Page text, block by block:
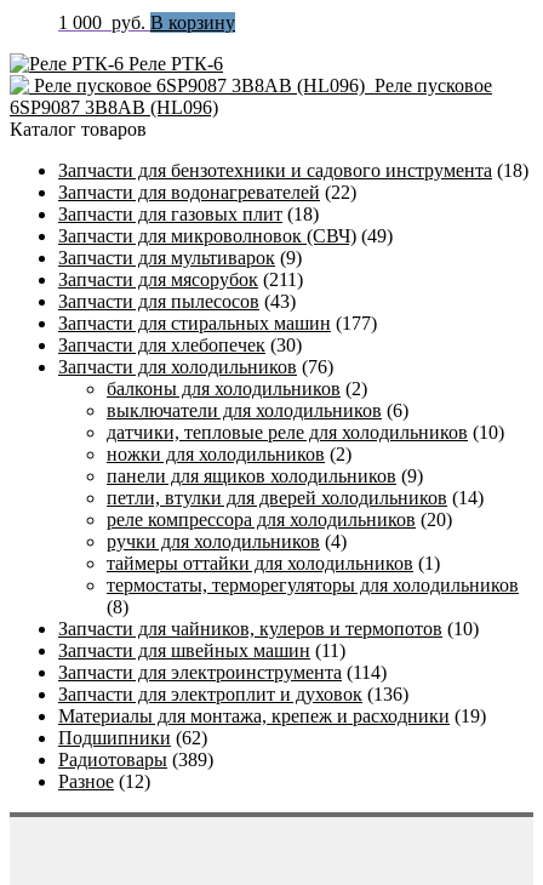
1 000 руб. В корзину
Реле РТК-6
Реле пусковое
6SP9087 3B8AB (HL096)
Каталог товаров
Запчасти для бензотехники и садового инструмента (18)
Запчасти для водонагревателей (22)
Запчасти для газовых плит (18)
Запчасти для микроволновок (СВЧ) (49)
Запчасти для мультиварок (9)
Запчасти для мясорубок (211)
Запчасти для пылесосов (43)
Запчасти для стиральных машин (177)
Запчасти для хлебопечек (30)
Запчасти для холодильников (76)
балконы для холодильников (2)
выключатели для холодильников (6)
датчики, тепловые реле для холодильников (10)
ножки для холодильников (2)
панели для ящиков холодильников (9)
петли, втулки для дверей холодильников (14)
реле компрессора для холодильников (20)
ручки для холодильников (4)
таймеры оттайки для холодильников (1)
термостаты, терморегуляторы для холодильников
(8)
Запчасти для чайников, кулеров и термопотов (10)
Запчасти для швейных машин (11)
Запчасти для электроинструмента (114)
Запчасти для электроплит и духовок (136)
Материалы для монтажа, крепеж и расходники (19)
Подшипники (62)
Радиотовары (389)
Разное (12)